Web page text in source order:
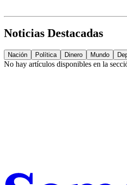
Noticias Destacadas
Nación Política Dinero Mundo
No hay artículos disponibles en la